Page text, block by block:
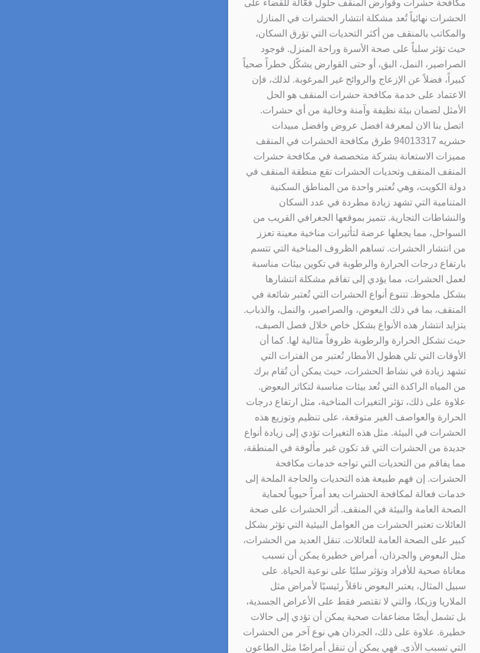
مكافحة حشرات وقوارض المنقف حلول فعّالة للقضاء على
الحشرات نهائياً تُعد مشكلة انتشار الحشرات في المنازل
والمكاتب بالمنقف من أكثر التحديات التي تؤرق السكان،
حيث تؤثر سلباً على صحة الأسرة وراحة المنزل. فوجود
الصراصير، النمل، البق، أو حتى القوارض يشكّل خطراً صحياً
كبيراً، فضلاً عن الإزعاج والروائح غير المرغوبة. لذلك، فإن
الاعتماد على خدمة مكافحة حشرات المنقف هو الحل
الأمثل لضمان بيئة نظيفة وآمنة وخالية من أي حشرات.
اتصل بنا الان لمعرفة افضل عروض وافضل مبيدات
حشريه 94013317 طرق مكافحة الحشرات في المنقف
مميزات الاستعانة بشركة متخصصة في مكافحة حشرات
المنقف المنقف وتحديات الحشرات تقع منطقة المنقف في
دولة الكويت، وهي تُعتبر واحدة من المناطق السكنية
المتنامية التي تشهد زيادة مطردة في عدد السكان
والنشاطات التجارية. تتميز بموقعها الجغرافي القريب من
السواحل، مما يجعلها عرضة لتأثيرات مناخية معينة تعزز
من انتشار الحشرات. تساهم الظروف المناخية التي تتسم
بارتفاع درجات الحرارة والرطوبة في تكوين بيئات مناسبة
لعمل الحشرات، مما يؤدي إلى تفاقم مشكلة انتشارها
بشكل ملحوظ. تتنوع أنواع الحشرات التي تُعتبر شائعة في
المنقف، بما في ذلك البعوض، والصراصير، والنمل، والذباب.
يتزايد انتشار هذه الأنواع بشكل خاص خلال فصل الصيف،
حيث تشكل الحرارة والرطوبة ظروفاً مثالية لها. كما أن
الأوقات التي تلي هطول الأمطار تُعتبر من الفترات التي
تشهد زيادة في نشاط الحشرات، حيث يمكن أن تُقام برك
من المياه الراكدة التي تُعد بيئات مناسبة لتكاثر البعوض.
علاوة على ذلك، تؤثر التغيرات المناخية، مثل ارتفاع درجات
الحرارة والعواصف الغير متوقعة، على تنظيم وتوزيع هذه
الحشرات في البيئة. مثل هذه التغيرات تؤدي إلى زيادة أنواع
جديدة من الحشرات التي قد تكون غير مألوفة في المنطقة،
مما يفاقم من التحديات التي تواجه خدمات مكافحة
الحشرات. إن فهم طبيعة هذه التحديات والحاجة الملحة إلى
خدمات فعالة لمكافحة الحشرات يعد أمراً حيوياً لحماية
الصحة العامة والبيئة في المنقف. أثر الحشرات على صحة
العائلات تعتبر الحشرات من العوامل البيئية التي تؤثر بشكل
كبير على الصحة العامة للعائلات. تنقل العديد من الحشرات،
مثل البعوض والجرذان، أمراض خطيرة يمكن أن تسبب
معاناة صحية للأفراد وتؤثر سلبًا على نوعية الحياة. على
سبيل المثال، يعتبر البعوض ناقلاً رئيسيًا لأمراض مثل
الملاريا وزيكا، والتي لا تقتصر فقط على الأعراض الجسدية،
بل تشمل أيضًا مضاعفات صحية يمكن أن تؤدي إلى حالات
خطيرة. علاوة على ذلك، الجرذان هي نوع آخر من الحشرات
التي تسبب الأذى. فهي يمكن أن تنقل أمراضًا مثل الطاعون